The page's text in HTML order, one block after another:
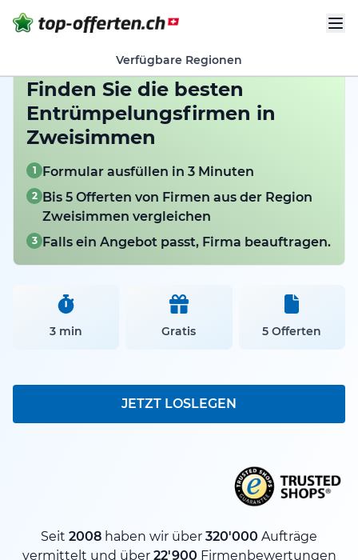
Verfügbare Regionen
Finden Sie die besten
Entrümpelungsfirmen in
Zweisimmen
1 Formular ausfüllen in 3 Minuten
2 Bis 5 Offerten von Firmen aus der Region
Zweisimmen vergleichen
3 Falls ein Angebot passt, Firma beauftragen.
3 min Gratis 5 Offerten
JETZT LOSLEGEN
Seit 2008 haben wir über 320'000 Aufträge
vermittelt und über 22'900 Firmenbewertungen